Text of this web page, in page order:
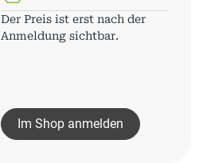
Der Preis ist erst nach der
Anmeldung sichtbar.
Im Shop anmelden